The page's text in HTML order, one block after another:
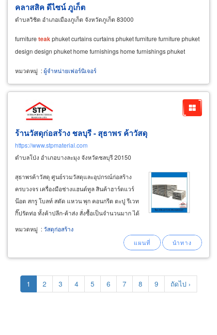
คลาสสิค ดีไซน์ ภูเก็ต
ตำบลวิชิต อำเภอเมืองภูเก็ต จังหวัดภูเก็ต 83000
furniture teak phuket curtains curtains phuket furniture furniture phuket
design design phuket home furnishings home furnishings phuket
หมวดหมู่ :ผู้จำหน่ายเฟอร์นิเจอร์
ร้านวัสดุก่อสร้าง ชลบุรี - สุธาพร ค้าวัสดุ
https://www.stpmaterial.com
ตำบลโป่ง อำเภอบางละมุง จังหวัดชลบุรี 20150
สุธาพรค้าวัสดุ ศูนย์รวมวัสดุและอุปกรณ์ก่อสร้าง
ครบวงจร เครื่องมือช่างแฮนด์ทูล สินค้าฮาร์ดแวร์
น๊อต สกรู โบลท์ สตัด แหวน พุก คอนกรีต ตะปู รีเวท
กิ๊ปรัดท่อ ทั้งค้าปลีก-ค้าส่ง สั่งซื้อเป็นจำนวนมาก ได้
ราคาถูก พร้อมส่ง จำหน่ายเหล็กเอชบีม (h-beam),
หมวดหมู่ :วัสดุก่อสร้าง
Pagination
Current
page
1 Page
2 Page
3 Page
4 Page
5 Page
6 Page
7 Page
8 Page
9
Next
page
ถัดไป ›